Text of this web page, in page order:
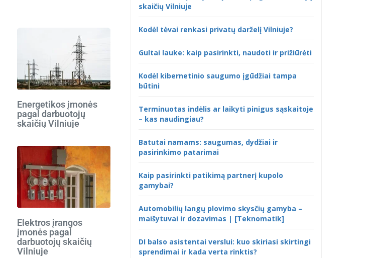
Energetikos įmonės
pagal darbuotojų
skaičių Vilniuje
Elektros įrangos
įmonės pagal
darbuotojų skaičių
Vilniuje
skaičių Vilniuje
Kodėl tėvai renkasi privatų darželį Vilniuje?
Gultai lauke: kaip pasirinkti, naudoti ir prižiūrėti
Kodėl kibernetinio saugumo įgūdžiai tampa
būtini
Terminuotas indėlis ar laikyti pinigus sąskaitoje
– kas naudingiau?
Batutai namams: saugumas, dydžiai ir
pasirinkimo patarimai
Kaip pasirinkti patikimą partnerį kupolo
gamybai?
Automobilių langų plovimo skysčių gamyba –
maišytuvai ir dozavimas | [Teknomatik]
DI balso asistentai verslui: kuo skiriasi skirtingi
sprendimai ir kada verta rinktis?